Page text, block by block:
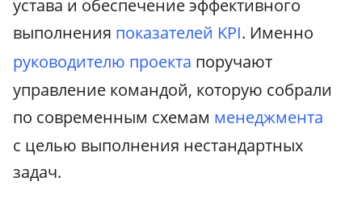
устава и обеспечение эффективного
выполнения показателей KPI. Именно
руководителю проекта поручают
управление командой, которую собрали
по современным схемам менеджмента
с целью выполнения нестандартных
задач.